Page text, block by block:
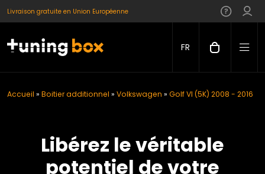
Livraison gratuite en Union Européenne
FR
Accueil » Boitier additionnel » Volkswagen » Golf VI (5K) 2008 - 2016
Libérez le véritable
potentiel de votre